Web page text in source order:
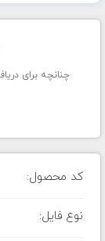
چنانچه برای
کد محصول:
نوع فایل: